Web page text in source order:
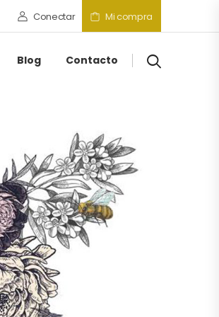
Conectar Mi compra
Blog Contacto